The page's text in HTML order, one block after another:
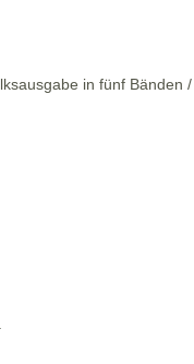
in fünf Bänden